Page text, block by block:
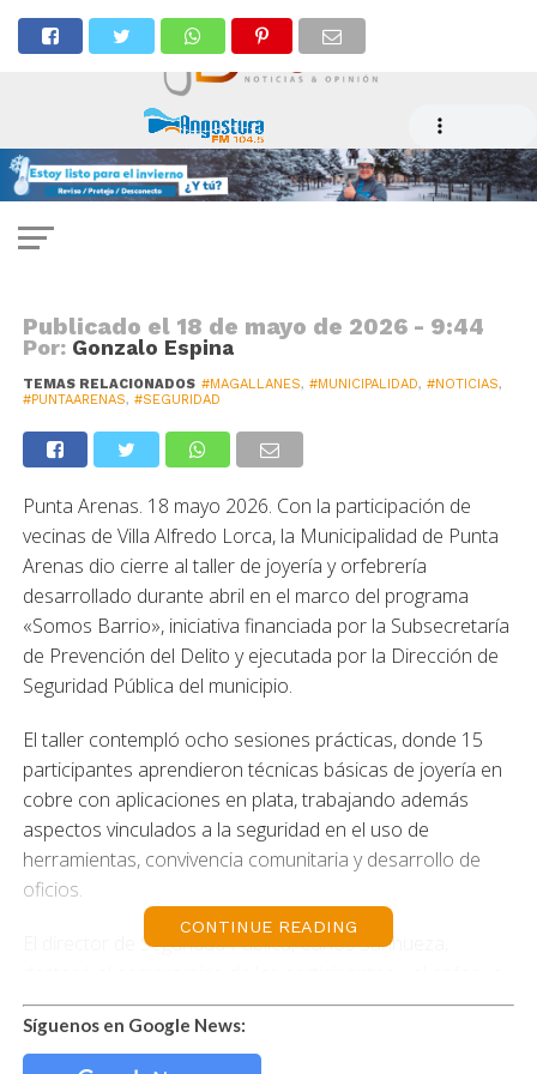
Finaliza taller orientado en la
prevención y seguridad
comunitaria
Publicado el 18 de mayo de 2026 - 9:44
Por: Gonzalo Espina
TEMAS RELACIONADOS #MAGALLANES, #MUNICIPALIDAD, #NOTICIAS,
#PUNTAARENAS, #SEGURIDAD
Punta Arenas. 18 mayo 2026. Con la participación de
vecinas de Villa Alfredo Lorca, la Municipalidad de Punta
Arenas dio cierre al taller de joyería y orfebrería
desarrollado durante abril en el marco del programa
«Somos Barrio», iniciativa financiada por la Subsecretaría
de Prevención del Delito y ejecutada por la Dirección de
Seguridad Pública del municipio.
El taller contempló ocho sesiones prácticas, donde 15
participantes aprendieron técnicas básicas de joyería en
cobre con aplicaciones en plata, trabajando además
aspectos vinculados a la seguridad en el uso de
herramientas, convivencia comunitaria y desarrollo de
oficios.
El director de Seguridad Pública, Carlos Sanhueza,
comunitario de este tipo de iniciativas. «Este taller forma
parte del programa Somos Barrio y estamos muy
contentos del trabajo realizado junto a las vecinas de Villa
CONTINUE READING
Síguenos en Google News: